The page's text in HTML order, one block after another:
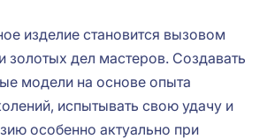
изделие становится вызовом
золотых дел мастеров. Создавать
модели на основе опыта
испытывать свою удачу и
особенно актуально при